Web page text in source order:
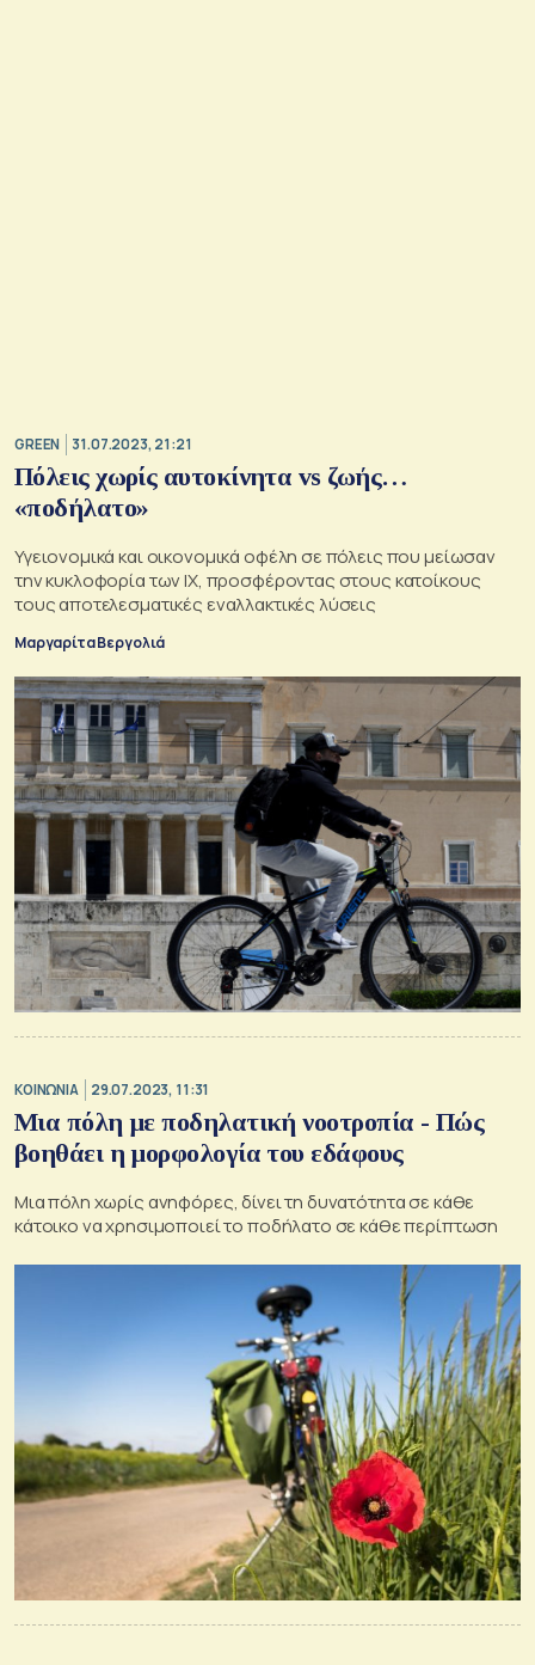
GREEN 31.07.2023, 21:21
Πόλεις χωρίς αυτοκίνητα vs ζωής…
«ποδήλατο»
Υγειονομικά και οικονομικά οφέλη σε πόλεις που μείωσαν
την κυκλοφορία των ΙΧ, προσφέροντας στους κατοίκους
τους αποτελεσματικές εναλλακτικές λύσεις
Μαργαρίτα Βεργολιά
ΚΟΙΝΩΝΙΑ 29.07.2023, 11:31
Μια πόλη με ποδηλατική νοοτροπία - Πώς
βοηθάει η μορφολογία του εδάφους
Μια πόλη χωρίς ανηφόρες, δίνει τη δυνατότητα σε κάθε
κάτοικο να χρησιμοποιεί το ποδήλατο σε κάθε περίπτωση